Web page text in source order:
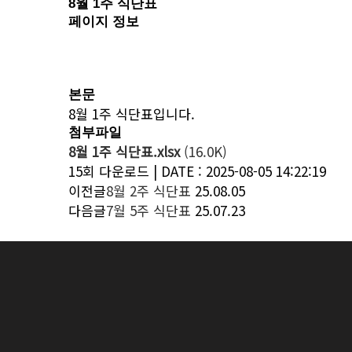
8월 1주 식단표
페이지 정보
본문
8월 1주 식단표입니다.
첨부파일
8월 1주 식단표.xlsx(16.0K)
15회 다운로드 | DATE : 2025-08-05 14:22:19
이전글8월 2주 식단표 25.08.05
다음글7월 5주 식단표 25.07.23